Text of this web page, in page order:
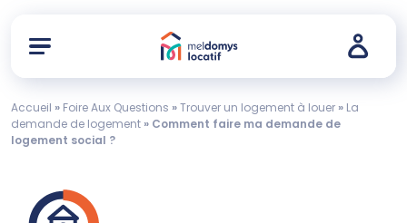
Accueil » Foire Aux Questions »Trouver un logement à louer » La
demande de logement » Comment faire ma demande de
logement social ?